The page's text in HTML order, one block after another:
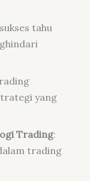
tahu
yang
Trading:
trading